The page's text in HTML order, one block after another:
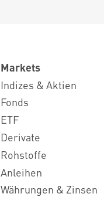
Markets
Indizes & Aktien
Fonds
ETF
Derivate
Rohstoffe
Anleihen
Währungen & Zinsen